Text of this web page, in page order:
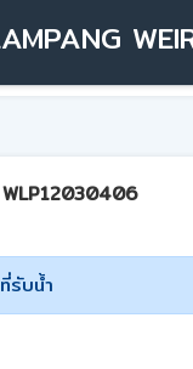
รับน้ำ